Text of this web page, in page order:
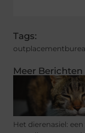
Meer Berichten
Het dierenasiel:
Tags: